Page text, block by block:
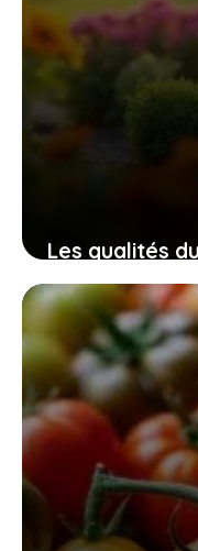
Les qualités
swansoft
efficace, sûr
10 novembre 2025